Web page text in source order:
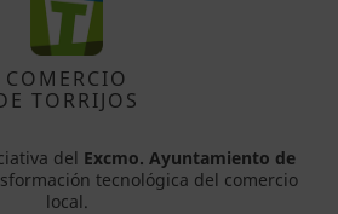
COMERCIO
TORRIJOS
del Excmo. Ayuntamiento de
tecnológica del comercio
local.